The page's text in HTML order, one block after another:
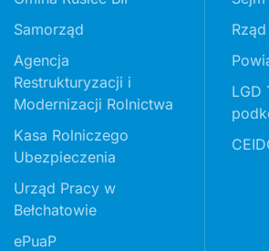
Samorząd
Agencja
Restrukturyzacji i
Modernizacji Rolnictwa
Kasa Rolniczego
Ubezpieczenia
Urząd Pracy w
Bełchatowie
ePuaP
LGD